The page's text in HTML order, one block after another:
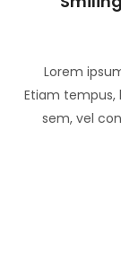
Lorem
Etiam tempus,
sem, vel